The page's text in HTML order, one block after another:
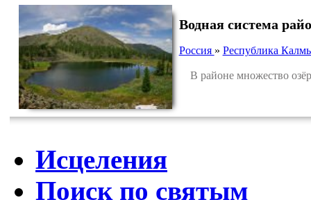
Водная система
Россия » Республика
В районе множество озёр
Исцеления
Поиск по святым